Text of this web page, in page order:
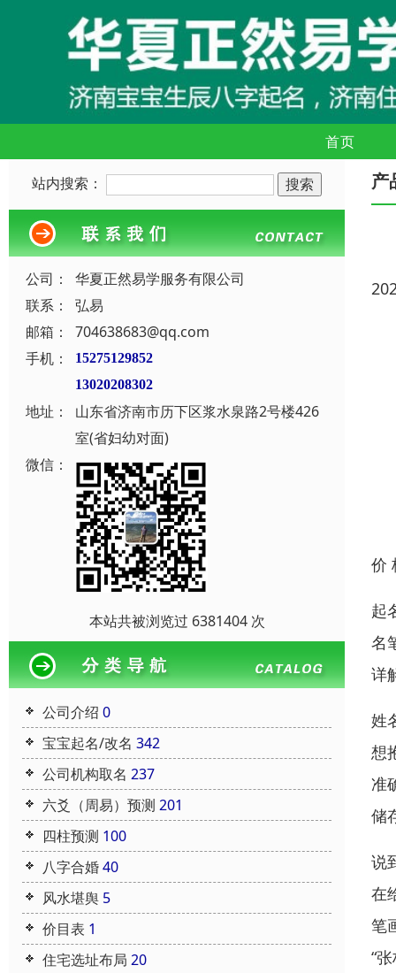
首页
站内搜索：
公司：
华夏正然易学服务有限公司
联系：
弘易
邮箱：
704638683@qq.com
手机：
15275129852
13020208302
地址：
山东省济南市历下区浆水泉路2号楼426
室(省妇幼对面)
微信：
本站共被浏览过 6381404 次
公司介绍 0
宝宝起名/改名 342
公司机构取名 237
六爻（周易）预测 201
四柱预测 100
八字合婚40
风水堪舆 5
价目表 1
住宅选址布局 20
产
价
起
名
详
姓
想
准
储
说
在
笔
“